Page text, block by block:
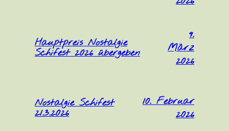
Hauptpreis Nostalgie
Schifest 2026 übergeben
9.
März
2026
Nostalgie Schifest
21.3.2026
10. Februar
2026